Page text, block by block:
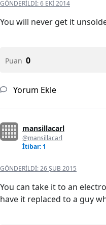
GÖNDERILDI:6 EKI 2014
You will never get it
Puan 0
Yorum Ekle
mansillacarl
@mansillacarl
İtibar: 1
GÖNDERILDI:26 ŞUB 2015
You can take it to an
have it replaced to a guy